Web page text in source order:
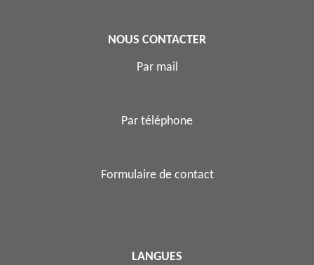
NOUS CONTACTER
Par mail
Par téléphone
Formulaire de contact
LANGUES